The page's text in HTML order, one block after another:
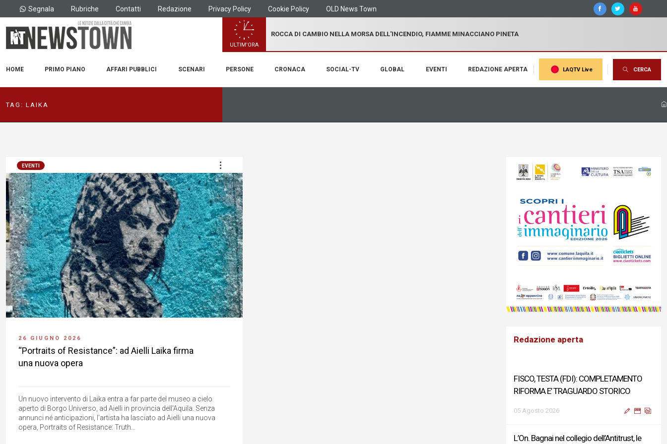
Segnala Rubriche Contatti Redazione Privacy Policy Cookie Policy OLD News Town
ULTIM'ORA
ROCCA DI CAMBIO NELLA MORSA DELL'INCENDIO, FIAMME MINACCIANO PINETA
HOME PRIMO PIANO AFFARI PUBBLICI SCENARI PERSONE CRONACA SOCIAL-TV GLOBAL EVENTI REDAZIONE APERTA LAQTV Live CERCA
TAG: LAIKA
EVENTI
26 GIUGNO 2026
“Portraits of Resistance”: ad Aielli Laika firma
una nuova opera
Un nuovo intervento di Laika entra a far parte del museo a cielo
aperto di Borgo Universo, ad Aielli in provincia dell'Aquila. Senza
annunci né anticipazioni, l'artista ha lasciato ad Aielli una nuova
opera, Portraits of Resistance: Truth...
Redazione aperta
FISCO, TESTA (FDI): COMPLETAMENTO
RIFORMA E’ TRAGUARDO STORICO
05 Agosto 2026
L’On. Bagnai nel collegio dell’Antitrust, le